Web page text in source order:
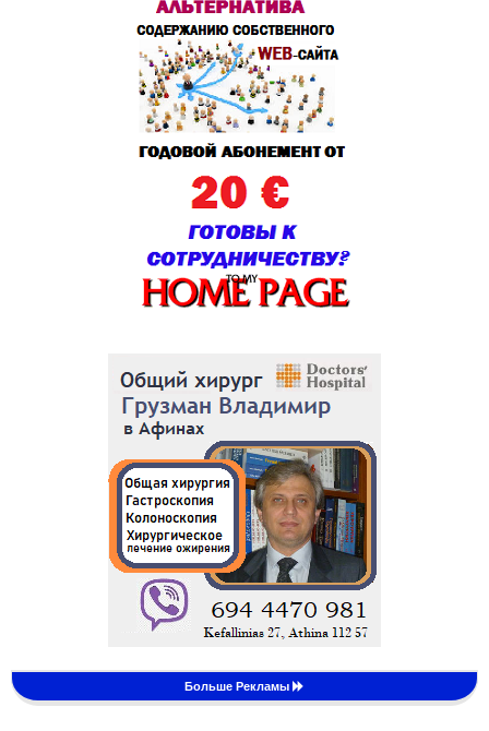
Больше Рекламы